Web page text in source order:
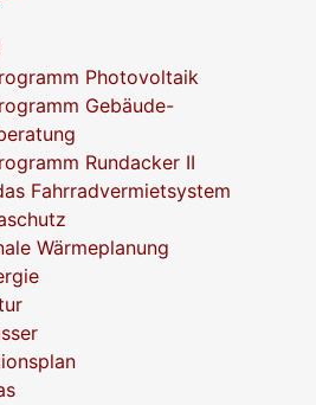
Photovoltaik
Gebäude-
Rundacker II
Fahrradvermietsystem
Wärmeplanung